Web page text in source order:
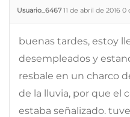
Usuario_6467 11 de abril de 2016 0
buenas tardes, estoy
desempleados y
resbale en un charco
de la lluvia, por que el
estaba señalizado.